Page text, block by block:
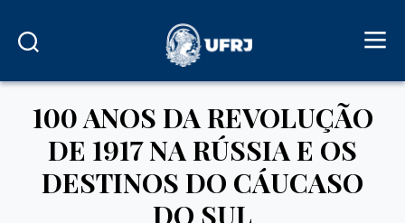
100 ANOS DA REVOLUÇÃO
DE 1917 NA RÚSSIA E OS
DESTINOS DO CÁUCASO
DO SUL